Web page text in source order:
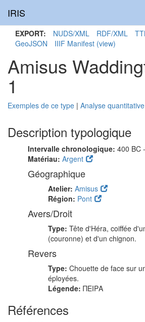
IRIS
EXPORT: NUDS/XML RDF/XML
GeoJSON
IIIF Manifest (view)
Amisus
1
Exemples de ce type | Analyse quantitative
Description typologique
Intervalle chronologique: 400 BC
Matériau: Argent
Géographique
Atelier: Amisus
Région: Pont
Avers/Droit
Type: Tête d'Héra, coiffée
(couronne) et d'un chignon.
Revers
Type: Chouette de face sur
éployées.
Légende: ΠΕΙΡΑ
Références